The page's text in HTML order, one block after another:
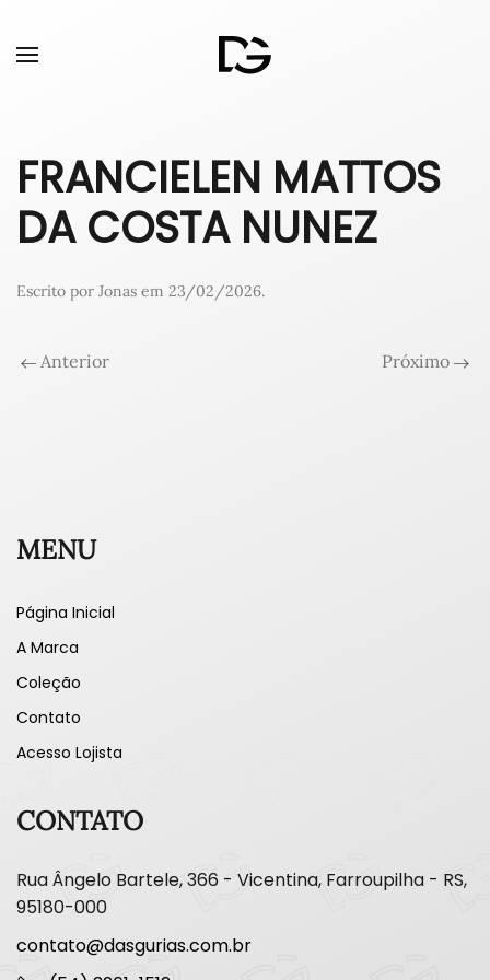
FRANCIELEN MATTOS
DA COSTA NUNEZ
Escrito por Jonas em 23/02/2026.
Anterior Próximo
MENU
Página Inicial
A Marca
Coleção
Contato
Acesso Lojista
CONTATO
Rua Ângelo Bartele, 366 - Vicentina, Farroupilha - RS,
95180-000
contato@dasgurias.com.br